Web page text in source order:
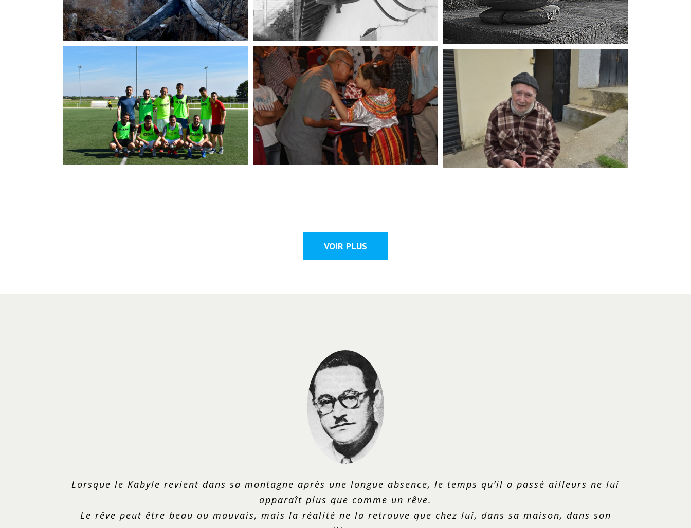
VOIR PLUS
Lorsque le Kabyle revient dans sa montagne après une longue absence, le temps qu’il a passé ailleurs ne lui
apparaît plus que comme un rêve.
Le rêve peut être beau ou mauvais, mais la réalité ne la retrouve que chez lui, dans sa maison, dans son